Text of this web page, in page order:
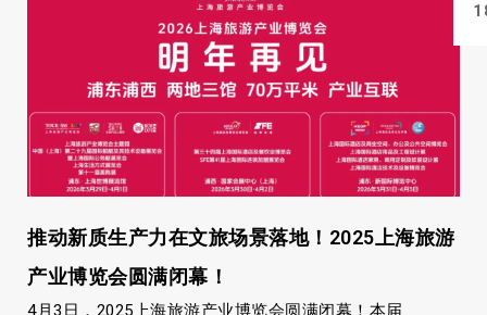
推动新质生产力在文旅场景落地！2025上海旅游
产业博览会圆满闭幕！
4月3日，2025上海旅游产业博览会圆满闭幕！本届